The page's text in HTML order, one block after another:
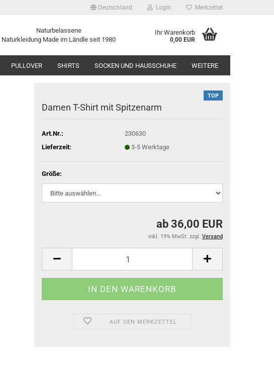
Deutschland Login Merkzettel
Naturbelassene
Naturkleidung Made im Ländle seit 1980
Ihr Warenkorb
0,00 EUR
PULLOVER SHIRTS SOCKEN UND HAUSSCHUHE WEITERE
TOP
Damen T-​Shirt mit Spit­zen­arm
Art.Nr.:
230630
Lieferzeit:
3-5 Werktage
Größe:
ab 36,00 EUR
inkl. 19% MwSt. zzgl. Versand
AUF DEN MERKZETTEL